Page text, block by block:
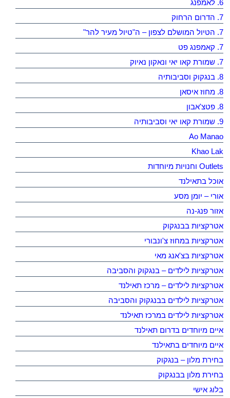
6. לאמפנג
7. הדרום הרחוק
7. הטיול המושלם לצפון – ה"טיול מעיר להר"
7. קאמפנג פט
7. שמורת קאו יאי ונאקון נאיוק
8. בנגקוק וסביבותיה
8. מחוז איסאן
8. פטצ'אבון
9. שמורת קאו יאי וסביבותיה
Ao Manao
Khao Lak
Outlets וחנויות מיוחדות
אוכל בתאילנד
אורי – יומן מסע
אזור פנג-נה
אטרקציות בבנגקוק
אטרקציות במחוז צ'ונבורי
אטרקציות בצ'אנג מאי
אטרקציות לילדים – בנגקוק והסביבה
אטרקציות לילדים – מרכז תאילנד
אטרקציות לילדים בבנגקוק והסביבה
אטרקציות לילדים במרכז תאילנד
איים מיוחדים בדרום תאילנד
איים מיוחדים בתאילנד
בחירת מלון – בנגקוק
בחירת מלון בבנגקוק
בלוג אישי